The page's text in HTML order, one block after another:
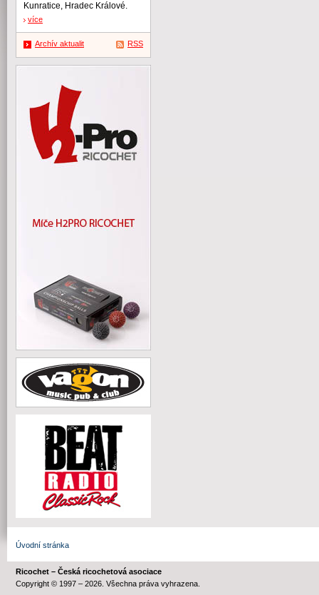
Kunratice, Hradec Králové.
více
Archív aktualit RSS
Úvodní stránka
Ricochet – Česká ricochetová asociace
Copyright © 1997 – 2026. Všechna práva vyhrazena.